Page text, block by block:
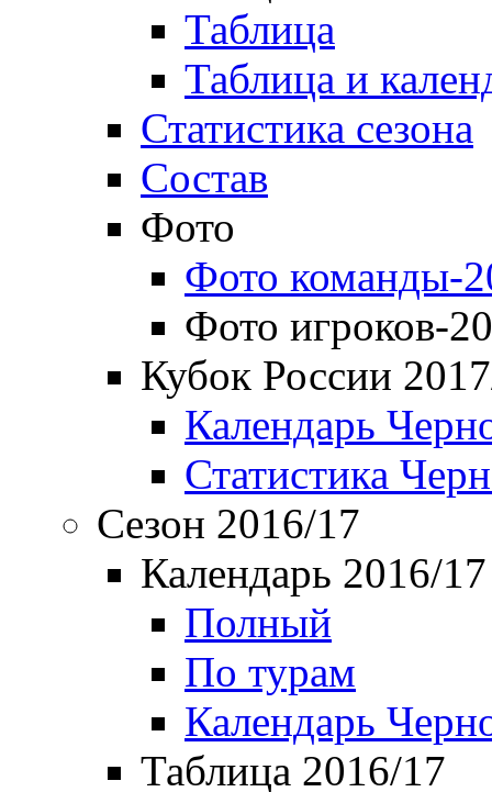
Таблица
Таблица и
Статистика сезона
Состав
Фото
Фото команды-
Фото игроков-
Кубок России
Календарь
Статистика
Сезон 2016/17
Календарь 2016/17
Полный
По турам
Календарь
Таблица 2016/17